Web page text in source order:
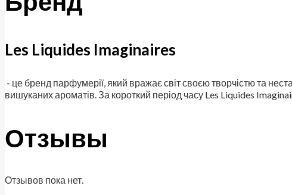
Les Liquides Imaginaires
- це бренд парфумерії, який вражає світ своєю творчістю та
вишуканих ароматів. За короткий період часу Les Liquides
Отзывы
Отзывов пока нет.